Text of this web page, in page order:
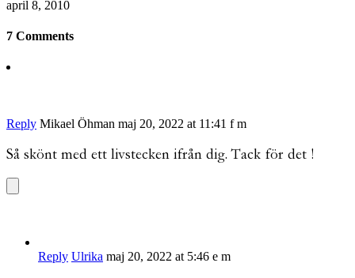
april 8, 2010
7 Comments
Reply Mikael Öhman maj 20, 2022 at 11:41 f m
Så skönt med ett livstecken ifrån dig. Tack för det !
Reply Ulrika maj 20, 2022 at 5:46 e m